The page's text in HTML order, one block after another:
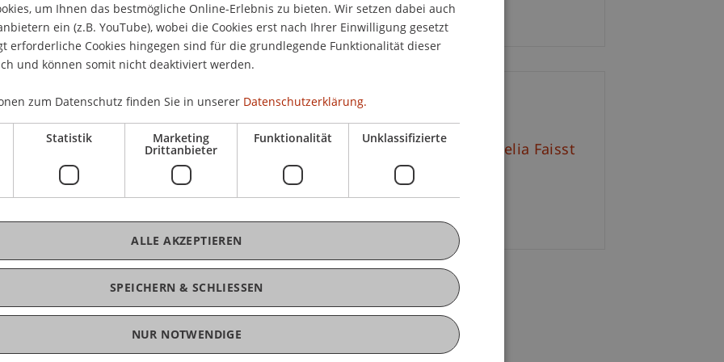
Jugendliche eine wertvolle
Einblick in den Fachbereich und
Informationsgespräche, massgeschneiderter
Architektur".
beantwortet:
unsererHomepageoder aufFacebook
Eintritt frei
Kontakt
Bmstr. Mag. arch. Cornelia Faisst
+423 265 11 29
GERMAN
ENGLISH
um Ihnen das bestmögliche Online-Erlebnis zu bieten. Wir setzen dabei auch
ein (z.B. YouTube), wobei die Cookies erst nach Ihrer Einwilligung gesetzt
erforderliche Cookies hingegen sind für die grundlegende Funktionalität dieser
und können somit nicht deaktiviert werden.
zum Datenschutz finden Sie in unserer Datenschutzerklärung.
Statistik Marketing
Drittanbieter
Funktionalität Unklassifizierte
SPEICHERN & SCHLIESSEN
ALLE AKZEPTIEREN
NUR NOTWENDIGE